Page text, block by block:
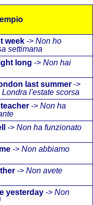
week -> Non ho
settimana
long -> Non hai
last summer ->
l'estate scorsa
-> Non ha
-> Non ha funzionato
-> Non abbiamo
-> Non avete
yesterday -> Non